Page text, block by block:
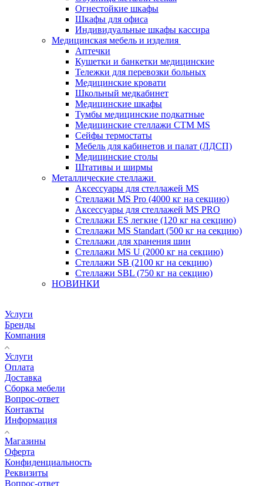
Огнестойкие шкафы
Шкафы для офиса
Индивидуальные шкафы кассира
Медицинская мебель и изделия
Аптечки
Кушетки и банкетки медицинские
Тележки для перевозки больных
Медицинские кровати
Школьный медкабинет
Медицинские шкафы
Тумбы медицинские подкатные
Медицинские стеллажи CTM MS
Сейфы термостаты
Мебель для кабинетов и палат (ЛДСП)
Медицинские столы
Штативы и ширмы
Металлические стеллажи
Аксессуары для стеллажей MS
Стеллажи MS Pro (4000 кг на секцию)
Аксессуары для стеллажей MS PRO
Стеллажи ES легкие (120 кг на секцию)
Стеллажи MS Standart (500 кг на секцию)
Стеллажи для хранения шин
Стеллажи MS U (2000 кг на секцию)
Стеллажи SB (2100 кг на секцию)
Стеллажи SBL (750 кг на секцию)
НОВИНКИ
Услуги
Бренды
Компания
Услуги
Оплата
Доставка
Сборка мебели
Вопрос-ответ
Контакты
Информация
Магазины
Оферта
Конфиденциальность
Реквизиты
Вопрос-ответ